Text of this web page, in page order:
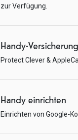
zur Verfügung.
Handy-Versicherung
Protect Clever &
Handy einrichten
Einrichten von Google-